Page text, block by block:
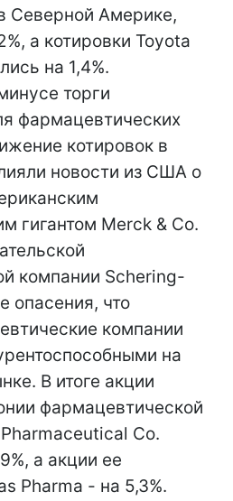
Северной Америке,
а котировки Toyota
на 1,4%.
торги
фармацевтических
котировок в
новости из США о
гигантом Merck & Co.
компании Schering-
опасения, что
компании
на
В итоге акции
фармацевтической
Co.
а акции ее
Pharma - на 5,3%.